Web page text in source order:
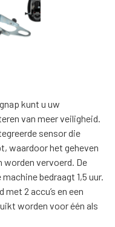
kunt u uw
van meer veiligheid.
sensor die
waardoor het geheven
vervoerd. De
bedraagt 1,5 uur.
2 accu’s en een
worden voor één als